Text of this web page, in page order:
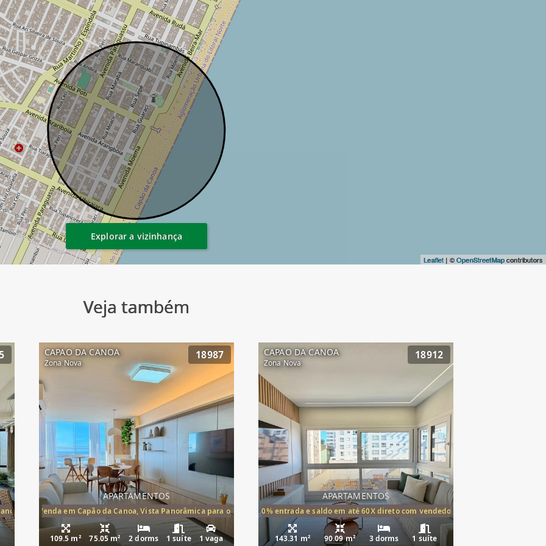
Leaflet | ©OpenStreetMapcontributors
Explorar a vizinhança
Veja também
apartamento à venda Cap
CAPAO DA CANOA
Zona Nova
18987
APARTAMENTOS
Mar à Venda em Capão da Canoa, Vista Panorâmica para o Mar, 2 Dormitórios,(1suíte)
109.5 m² 75.05 m² 2 dorms 1 suíte 1 vaga
CAPAO DA CANOA
Zona Nova
18912
APARTAMENTOS
20% entrada e saldo em até 60X direto com vendedor
143.31 m² 90.09 m² 3 dorms 1 suíte